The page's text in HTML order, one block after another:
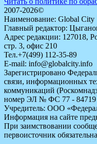
2007-2026©
Наименование: Global City
Главный редактор:
Адрес редакции: 127018,
стр. 3, офис 210
Тел.+7(499) 112-35-89
E-mail: info@globalcity.info
Зарегистрировано
связи, информационных
коммуникаций
номер ЭЛ № ФС 77 - 84719
Учредитель: ООО
Информация на сайте
При заимствовании
первоисточник